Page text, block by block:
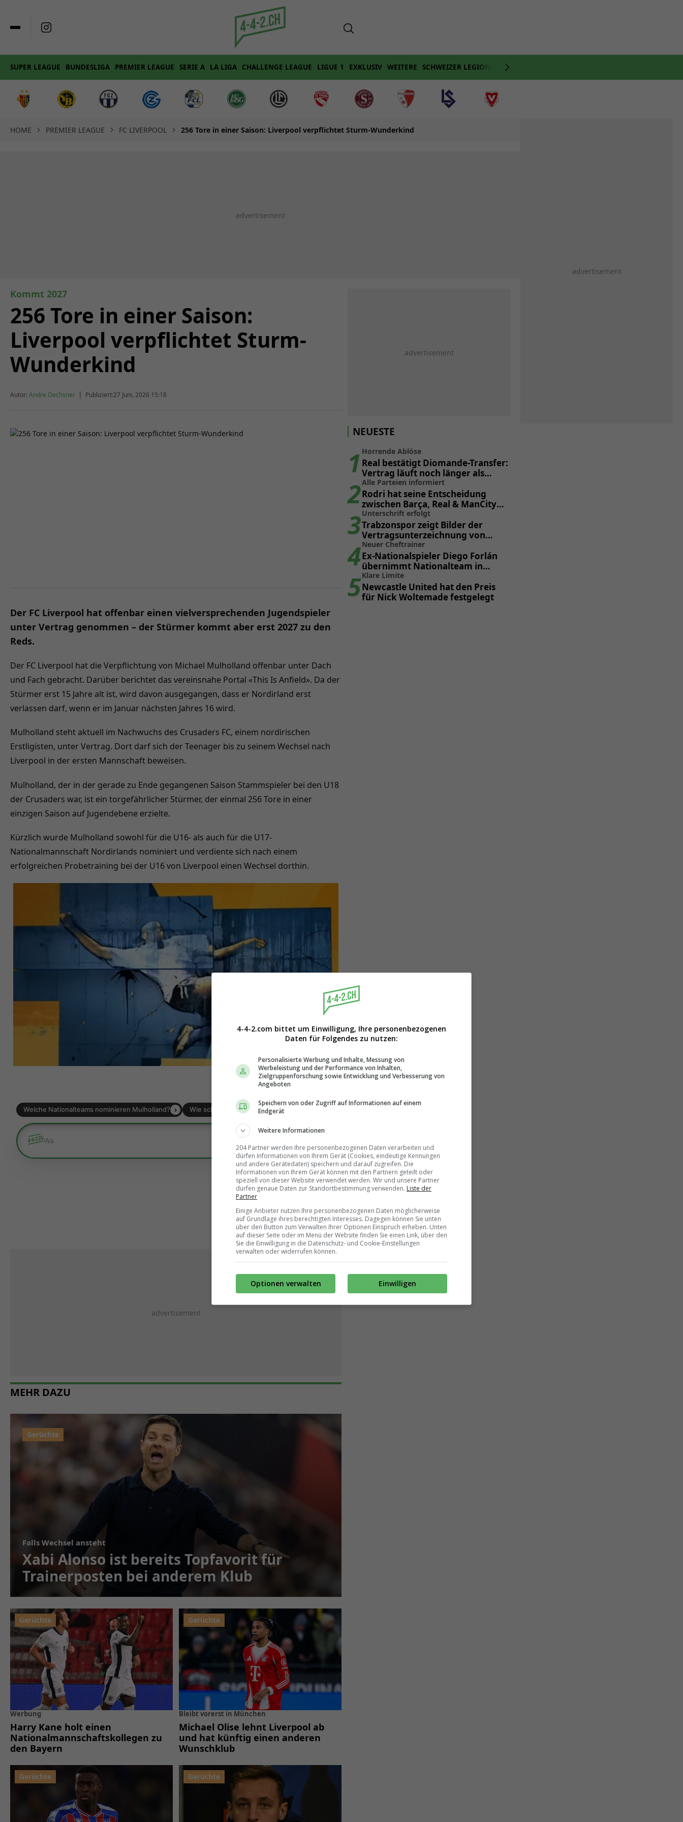
SUPER LEAGUE BUNDESLIGA PREMIER LEAGUE SERIE A LA LIGA CHALLENGE LEAGUE LIGUE 1 EXKLUSIV WEITERE SCHWEIZER LEGIONÄRE NATI
HOME PREMIER LEAGUE FC LIVERPOOL 256 Tore in einer Saison: Liverpool verpflichtet Sturm-Wunderkind
Kommt 2027
256 Tore in einer Saison:
Liverpool verpflichtet Sturm-
Wunderkind
Autor: Andre Oechsner | Publiziert:27 Juni, 2026 15:18
Der FC Liverpool hat offenbar einen vielversprechenden Jugendspieler
unter Vertrag genommen – der Stürmer kommt aber erst 2027 zu den
Reds.
Der FC Liverpool hat die Verpflichtung von Michael Mulholland offenbar unter Dach
und Fach gebracht. Darüber berichtet das vereinsnahe Portal «This Is Anfield». Da der
Stürmer erst 15 Jahre alt ist, wird davon ausgegangen, dass er Nordirland erst
verlassen darf, wenn er im Januar nächsten Jahres 16 wird.
Mulholland steht aktuell im Nachwuchs des Crusaders FC, einem nordirischen
Erstligisten, unter Vertrag. Dort darf sich der Teenager bis zu seinem Wechsel nach
Liverpool in der ersten Mannschaft beweisen.
Mulholland, der in der gerade zu Ende gegangenen Saison Stammspieler bei den U18
der Crusaders war, ist ein torgefährlicher Stürmer, der einmal 256 Tore in einer
einzigen Saison auf Jugendebene erzielte.
Kürzlich wurde Mulholland sowohl für die U16- als auch für die U17-
Nationalmannschaft Nordirlands nominiert und verdiente sich nach einem
erfolgreichen Probetraining bei der U16 von Liverpool einen Wechsel dorthin.
MEHR DAZU
Falls Wechsel ansteht
Xabi Alonso ist bereits Topfavorit für
Trainerposten bei anderem Klub
Werbung
Harry Kane holt einen
Nationalmannschaftskollegen zu
den Bayern
Bleibt vorerst in München
Michael Olise lehnt Liverpool ab
und hat künftig einen anderen
Wunschklub
NEUESTE
1 Horrende Ablöse
Real bestätigt Diomande-Transfer:
Vertrag läuft noch länger als
gedacht
2Alle Parteien informiert
Rodri hat seine Entscheidung
zwischen Barça, Real & ManCity
getroffen
3Unterschrift erfolgt
Trabzonspor zeigt Bilder der
Vertragsunterzeichnung von
Mohamed Salah
4Neuer Cheftrainer
Ex-Nationalspieler Diego Forlán
übernimmt Nationalteam in
Uruguay
5Klare Limite
Newcastle United hat den Preis
für Nick Woltemade festgelegt
4-4-2.com bittet um Einwilligung, Ihre personenbezogenen
Daten für Folgendes zu nutzen:
Personalisierte Werbung und Inhalte, Messung von
Werbeleistung und der Performance von Inhalten,
Zielgruppenforschung sowie Entwicklung und Verbesserung von
Angeboten
Speichern von oder Zugriff auf Informationen auf einem
Endgerät
Weitere Informationen
204 Partner werden Ihre personenbezogenen Daten verarbeiten und
dürfen Informationen von Ihrem Gerät (Cookies, eindeutige Kennungen
und andere Gerätedaten) speichern und darauf zugreifen. Die
Informationen von Ihrem Gerät können mit den Partnern geteilt oder
speziell von dieser Website verwendet werden. Wir und unsere Partner
dürfen genaue Daten zur Standortbestimmung verwenden. Liste der
Partner
Einige Anbieter nutzen Ihre personenbezogenen Daten möglicherweise
auf Grundlage ihres berechtigten Interesses. Dagegen können Sie unten
über den Button zum Verwalten Ihrer Optionen Einspruch erheben. Unten
auf dieser Seite oder im Menü der Website finden Sie einen Link, über den
Sie die Einwilligung in die Datenschutz- und Cookie-Einstellungen
verwalten oder widerrufen können.
Einwilligen
Optionen verwalten